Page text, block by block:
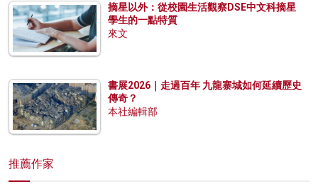
摘星以外：從校園生活觀察DSE中文科摘星
學生的一點特質
來文
書展2026｜走過百年 九龍寨城如何延續歷史
傳奇？
本社編輯部
推薦作家